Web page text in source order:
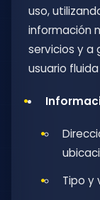
uso,
información
servicios y a
usuario
Tipo y